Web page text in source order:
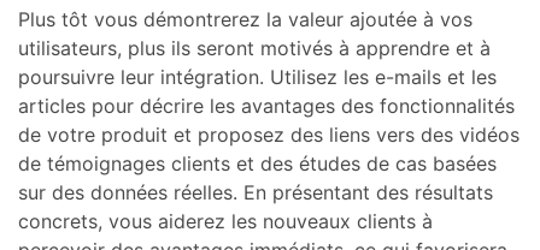
Plus tôt vous démontrerez la valeur ajoutée à vos
utilisateurs, plus ils seront motivés à apprendre et à
poursuivre leur intégration. Utilisez les e-mails et les
articles pour décrire les avantages des fonctionnalités
de votre produit et proposez des liens vers des vidéos
de témoignages clients et des études de cas basées
sur des données réelles. En présentant des résultats
concrets, vous aiderez les nouveaux clients à